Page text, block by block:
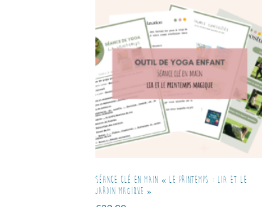
Séance clé en main « Le printemps : Lia et le
Jardin magique »